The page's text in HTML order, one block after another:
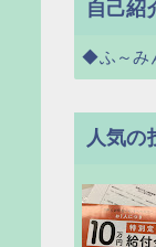
自己紹
◆ふ～み
人気の